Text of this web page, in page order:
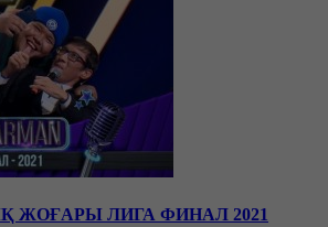
ЖОҒАРЫ ЛИГА ФИНАЛ 2021